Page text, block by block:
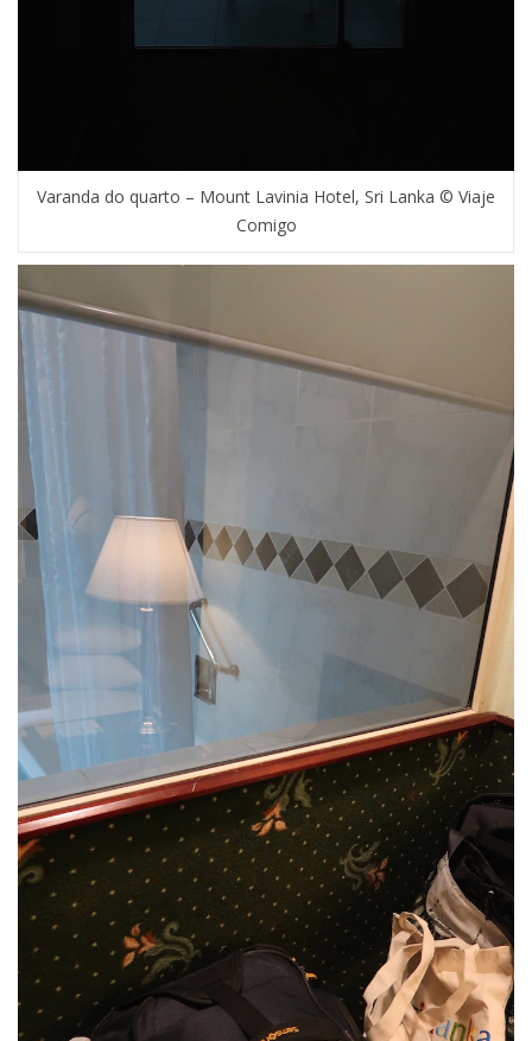
Varanda do quarto – Mount Lavinia Hotel, Sri Lanka © Viaje
Comigo